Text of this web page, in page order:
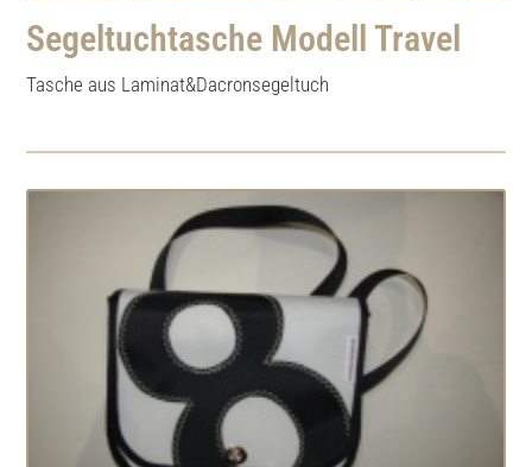
Segeltuchtasche Modell Travel
Tasche aus Laminat&Dacronsegeltuch